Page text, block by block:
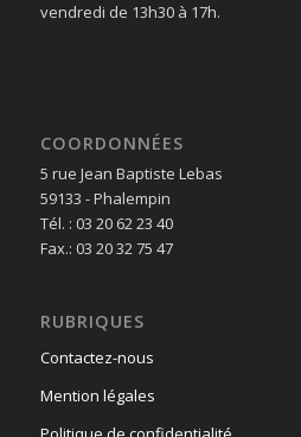
vendredi de 13h30 à 17h.
COORDONNÉES
5 rue Jean Baptiste Lebas
59133 - Phalempin
Tél. : 03 20 62 23 40
Fax.: 03 20 32 75 47
RUBRIQUES
Contactez-nous
Mention légales